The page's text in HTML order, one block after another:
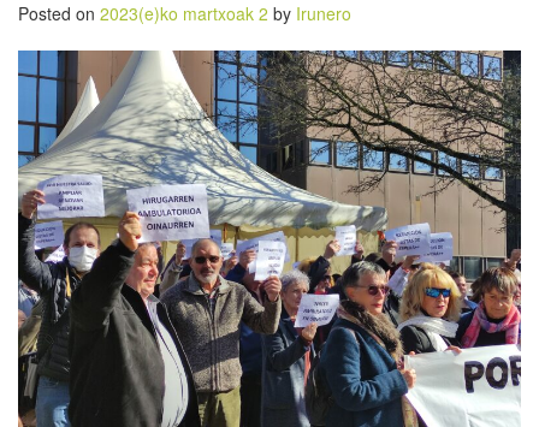
Posted on 2023(e)ko martxoak 2 by Irunero